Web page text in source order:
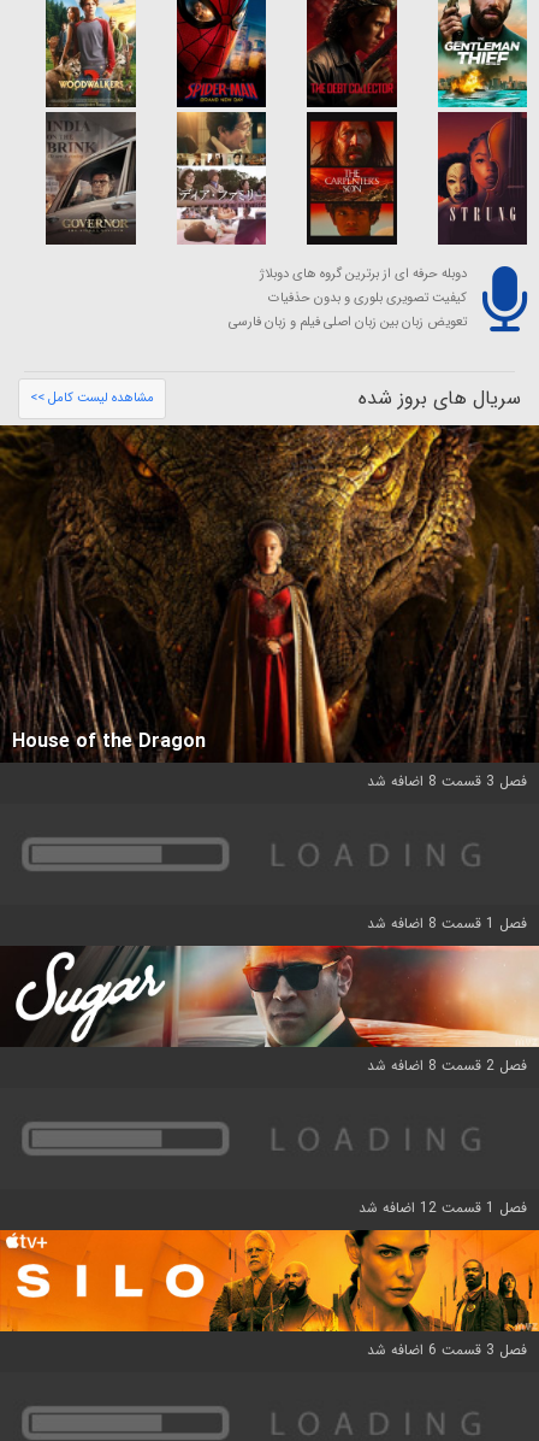
دوبله حرفه ای از برترین گروه های دوبلاژ
کیفیت تصویری بلوری و بدون حذفیات
تعویض زبان بین زبان اصلی فیلم و زبان فارسی
سریال های بروز شده مشاهده لیست کامل >>
House of the Dragon
فصل 3 قسمت 8 اضافه شد
فصل 1 قسمت 8 اضافه شد
فصل 2 قسمت 8 اضافه شد
فصل 1 قسمت 12 اضافه شد
فصل 3 قسمت 6 اضافه شد